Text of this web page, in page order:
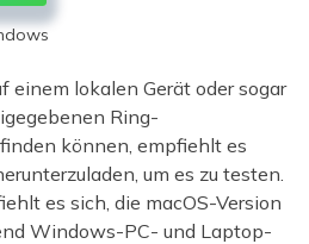
einem lokalen Gerät oder sogar
Ring-
können, empfiehlt es
um es zu testen.
es sich, die macOS-Version
Windows-PC- und Laptop-